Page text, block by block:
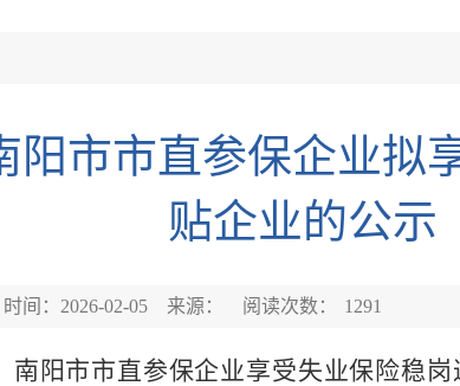
阳市市直参保企业拟
贴企业的公示
时间：2026-02-05 来源： 阅读次数： 1291
南阳市市直参保企业享受失业保险稳